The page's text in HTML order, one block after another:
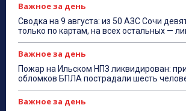
Важное за день
Сводка на 9 августа: из 50 АЗС Сочи
только по картам, на всех остальных —
Важное за день
Пожар на Ильском НПЗ ликвидирован:
обломков БПЛА пострадали шесть
Важное за день